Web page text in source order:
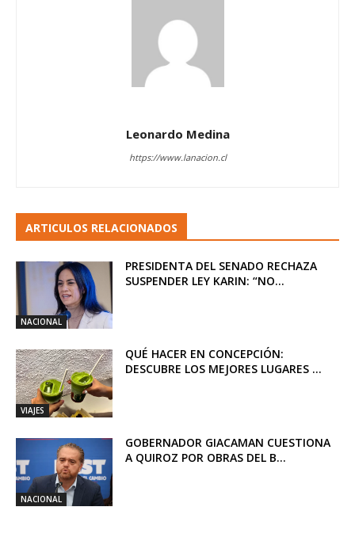
Leonardo Medina
https://www.lanacion.cl
ARTICULOS RELACIONADOS
NACIONAL
PRESIDENTA DEL SENADO RECHAZA
SUSPENDER LEY KARIN: “NO...
VIAJES
QUÉ HACER EN CONCEPCIÓN:
DESCUBRE LOS MEJORES LUGARES ...
NACIONAL
GOBERNADOR GIACAMAN CUESTIONA
A QUIROZ POR OBRAS DEL B...